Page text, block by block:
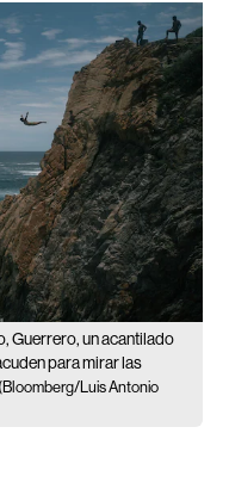
Guerrero, un acantilado
para mirar las
(Bloomberg/Luis Antonio